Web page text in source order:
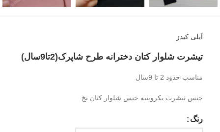
آیلی کیدز
تیشرت شلوار کتان دخترانه طرح شاپرک(2تا9سال)
مناسب حدود 2 تا 9سال
جنس تیشرت یکروپنبه جنس شلوار کتان نخ
رنگ